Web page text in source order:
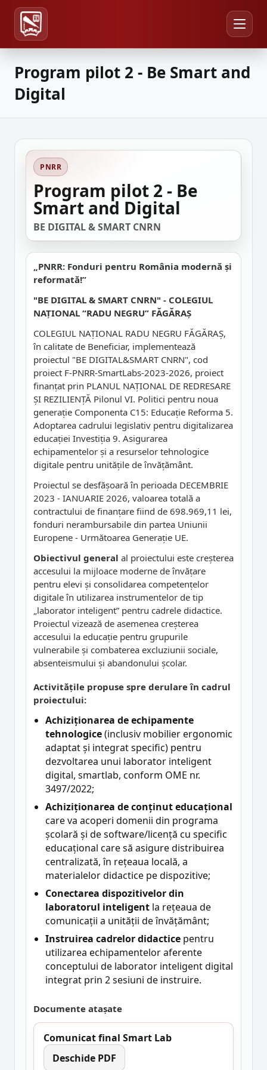
Program pilot 2 - Be Smart and
Digital
PNRR
Program pilot 2 - Be
Smart and Digital
BE DIGITAL & SMART CNRN
„PNRR: Fonduri pentru România modernă și
reformată!”
"BE DIGITAL & SMART CNRN" - COLEGIUL
NAȚIONAL “RADU NEGRU” FĂGĂRAȘ
COLEGIUL NAȚIONAL RADU NEGRU FĂGĂRAȘ,
în calitate de Beneficiar, implementează
proiectul "BE DIGITAL&SMART CNRN", cod
proiect F-PNRR-SmartLabs-2023-2026, proiect
finanțat prin PLANUL NAȚIONAL DE REDRESARE
ȘI REZILIENȚĂ Pilonul VI. Politici pentru noua
generație Componenta C15: Educație Reforma 5.
Adoptarea cadrului legislativ pentru digitalizarea
educației Investiția 9. Asigurarea
echipamentelor și a resurselor tehnologice
digitale pentru unitățile de învățământ.
Proiectul se desfășoară în perioada DECEMBRIE
2023 - IANUARIE 2026, valoarea totală a
contractului de finanțare fiind de 698.969,11 lei,
fonduri nerambursabile din partea Uniunii
Europene - Următoarea Generație UE.
Obiectivul general al proiectului este creșterea
accesului la mijloace moderne de învățare
pentru elevi și consolidarea competențelor
digitale în utilizarea instrumentelor de tip
„laborator inteligent” pentru cadrele didactice.
Proiectul vizează de asemenea creșterea
accesului la educație pentru grupurile
vulnerabile și combaterea excluziunii sociale,
absenteismului și abandonului școlar.
Activitățile propuse spre derulare în cadrul
proiectului:
Achiziționarea de echipamente
tehnologice(inclusiv mobilier ergonomic
adaptat și integrat specific) pentru
dezvoltarea unui laborator inteligent
digital, smartlab, conform OME nr.
3497/2022;
Achiziționarea de conținut educațional
care va acoperi domenii din programa
școlară și de software/licență cu specific
educațional care să asigure distribuirea
centralizată, în rețeaua locală, a
materialelor didactice pe dispozitive;
Conectarea dispozitivelor din
laboratorul inteligent la rețeaua de
comunicații a unității de învățământ;
Instruirea cadrelor didactice pentru
utilizarea echipamentelor aferente
conceptului de laborator inteligent digital
integrat prin 2 sesiuni de instruire.
Documente atașate
Comunicat final Smart Lab
Deschide PDF